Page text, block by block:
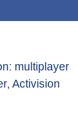
multiplayer
Activision